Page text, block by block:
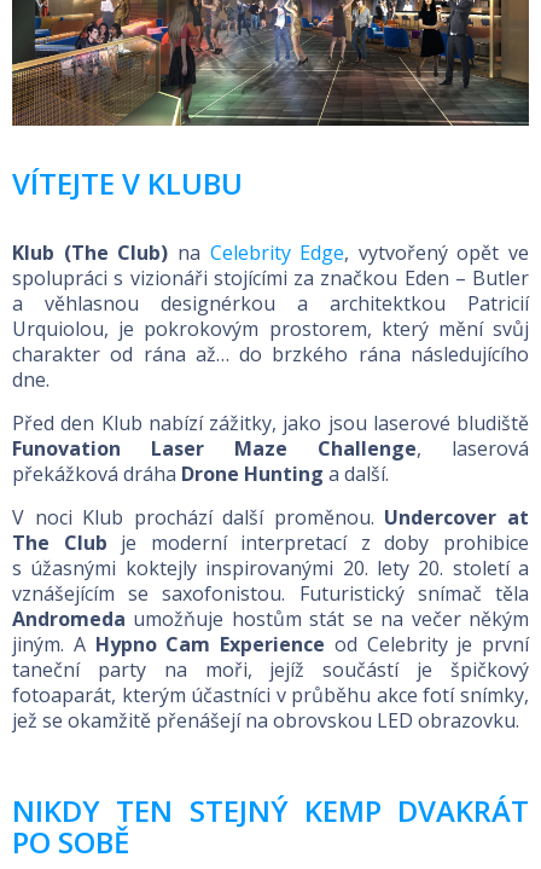
VÍTEJTE V KLUBU
Klub (The Club) na Celebrity Edge, vytvořený opět ve
spolupráci s vizionáři stojícími za značkou Eden – Butler
a věhlasnou designérkou a architektkou Patricií
Urquiolou, je pokrokovým prostorem, který mění svůj
charakter od rána až… do brzkého rána následujícího
dne.
Před den Klub nabízí zážitky, jako jsou laserové bludiště
Funovation Laser Maze Challenge, laserová
překážková dráha Drone Hunting a další.
V noci Klub prochází další proměnou. Undercover at
The Club je moderní interpretací z doby prohibice
s úžasnými koktejly inspirovanými 20. lety 20. století a
vznášejícím se saxofonistou. Futuristický snímač těla
Andromeda umožňuje hostům stát se na večer někým
jiným. A Hypno Cam Experience od Celebrity je první
taneční party na moři, jejíž součástí je špičkový
fotoaparát, kterým účastníci v průběhu akce fotí snímky,
jež se okamžitě přenášejí na obrovskou LED obrazovku.
NIKDY TEN STEJNÝ KEMP DVAKRÁT
PO SOBĚ